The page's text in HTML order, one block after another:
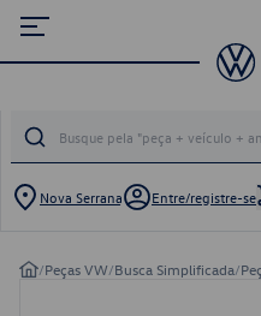
Nova Serrana Entre/registre-se
/Peças VW/Busca Simplificada/